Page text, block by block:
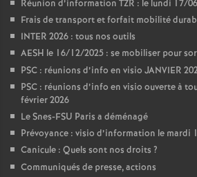
Réunion d’information TZR : le lundi 17/
Frais de transport et forfait mobilité
INTER 2026 : tous nos outils
AESH le 16/12/2025 : se mobiliser pour
PSC : réunions d’info en visio JANVIER
PSC : réunions d’info en visio ouverte à
février 2026
Le Snes-FSU Paris a déménagé
Prévoyance : visio d’information le mardi
Canicule : Quels sont nos droits ?
Communiqués de presse, actions